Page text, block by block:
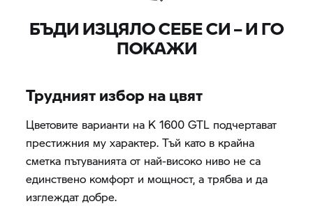
БЪДИ ИЗЦЯЛО СЕБЕ СИ – И ГО
ПОКАЖИ
Трудният избор на цвят
Цветовите варианти на K 1600 GTL подчертават
престижния му характер. Тъй като в крайна
сметка пътуванията от най-високо ниво не са
единствено комфорт и мощност, а трябва и да
изглеждат добре.